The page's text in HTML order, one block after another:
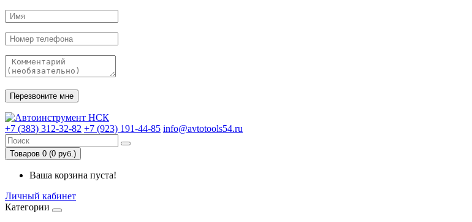
+7 (383) 312-32-82 +7 (923) 191-44-85 info@avtotools54.ru
Товаров 0 (0 руб.)
Ваша корзина пуста!
Личный кабинет
Категории